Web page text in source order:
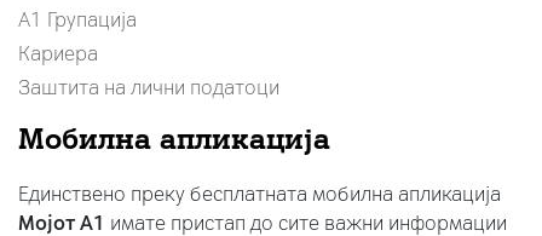
А1 Групација
Кариера
Заштита на лични податоци
Мобилна апликација
Единствено преку бесплатната мобилна апликација
Мојот A1 имате пристап до сите важни информации